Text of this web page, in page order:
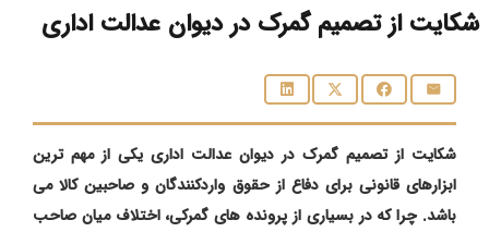
شکایت از تصمیم گمرک در دیوان عدالت اداری
شکایت از تصمیم گمرک در دیوان عدالت اداری یکی از مهم ترین
ابزارهای قانونی برای دفاع از حقوق واردکنندگان و صاحبین کالا می
باشد. چرا که در بسیاری از پرونده‌ های گمرکی، اختلاف میان صاحب